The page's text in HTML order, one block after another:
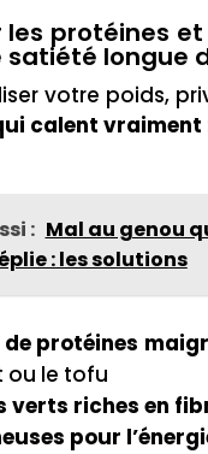
les protéines
satiété longue
votre poids,
calent vraiment
: Mal au genou
: les solutions
de protéines
ou le tofu
verts riches en
pour